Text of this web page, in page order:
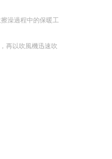
澡過程中的保暖工
再以吹風機迅速吹